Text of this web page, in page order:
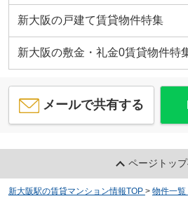
新大阪の戸建て賃貸物件特集
新大阪の敷金・礼金0賃貸物件特
メールで共有する
ページトッ
新大阪駅の賃貸マンション情報TOP > 物件一覧